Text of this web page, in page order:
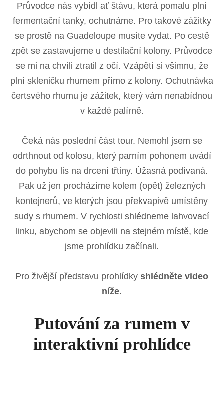
Průvodce nás vybídl ať štávu, která pomalu plní
fermentační tanky, ochutnáme. Pro takové zážitky
se prostě na Guadeloupe musíte vydat. Po cestě
zpět se zastavujeme u destilační kolony. Průvodce
se mi na chvíli ztratil z očí. Vzápětí si všimnu, že
plní skleničku rhumem přímo z kolony. Ochutnávka
čertsvého rhumu je zážitek, který vám nenabídnou
v každé palírně.
Čeká nás poslední část tour. Nemohl jsem se
odrthnout od kolosu, který parním pohonem uvádí
do pohybu lis na drcení třtiny. Úžasná podívaná.
Pak už jen procházíme kolem (opět) železných
kontejnerů, ve kterých jsou překvapivě umístěny
sudy s rhumem. V rychlosti shlédneme lahvovací
linku, abychom se objevili na stejném místě, kde
jsme prohlídku začínali.
Pro živější představu prohlídky shlédněte video
níže.
Putování za rumem v
interaktivní prohlídce